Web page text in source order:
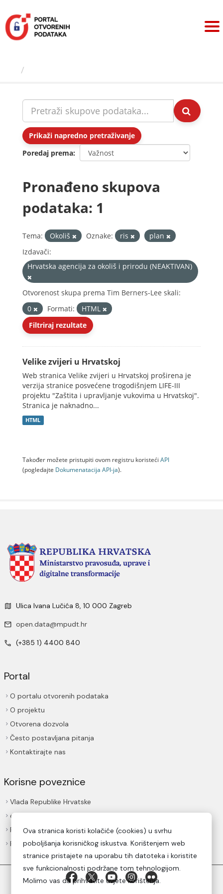
sadržaj
Prikaži napredno pretraživanje
Poredaj prema
Pronađeno skupova
podataka: 1
Tema: Okoliš Oznake: ris
plan
Izdavači:
Hrvatska agencija za okoliš i prirodu (NEAKTIVAN)
Otvorenost skupa prema Tim Berners-Lee skali:
0
Formati:
HTML
Filtriraj rezultate
Velike zvijeri u Hrvatskoj
Web stranica Velike zvijeri u Hrvatskoj proširena je
verzija stranice posvećene trogodišnjem LIFE-III
projektu "Zaštita i upravljanje vukovima u Hrvatskoj".
Stranica je naknadno...
HTML
Također možete pristupiti ovom registru koristeći API
(pogledajte Dokumenаtаcijа API-jа).